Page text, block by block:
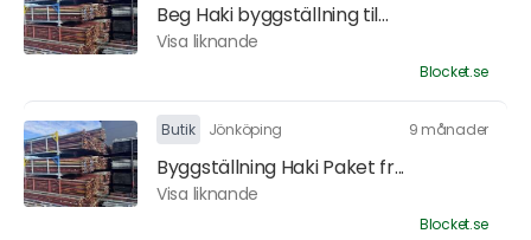
Beg Haki byggställning til...
Visa liknande
Blocket.se
Butik Jönköping 9 månader
Byggställning Haki Paket fr...
Visa liknande
Blocket.se